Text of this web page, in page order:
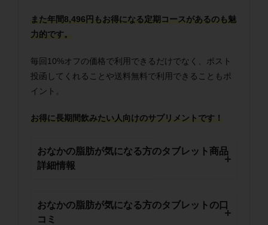
また年間8,496円もお得になる定期コースがあるのも魅
力的です。
毎回10%オフの価格で利用できるだけでなく、ポスト
投函してくれることや送料無料で利用できることもポ
イント。
お得に長期間飲みたい人向けのサプリメントです！
おなかの脂肪が気になる方のタブレット商品
詳細情報
おなかの脂肪が気になる方のタブレットの口
コミ